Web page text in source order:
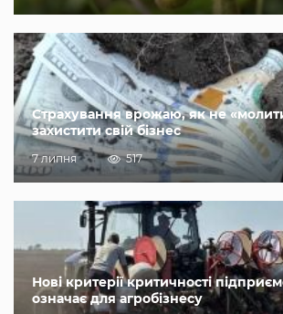
Страхування врожаю, як не
захистити свій бізнес
7 липня 517
Нові критерії критичності
означає для агробізнесу